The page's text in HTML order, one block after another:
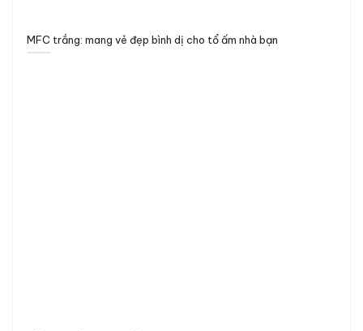
MFC trắng: mang vẻ đẹp bình dị cho tổ ấm nhà bạn